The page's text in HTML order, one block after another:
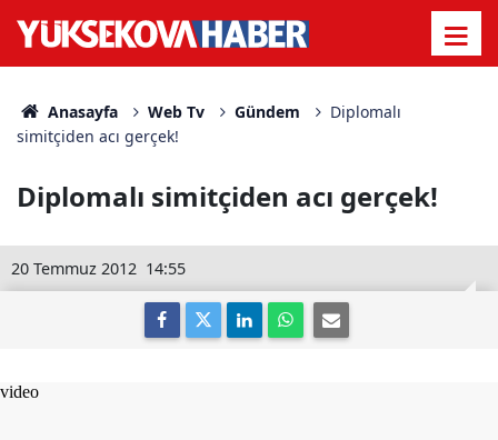
Anasayfa Web Tv Gündem
Diplomalı
simitçiden acı gerçek!
Diplomalı simitçiden acı gerçek!
14:55
20 Temmuz 2012